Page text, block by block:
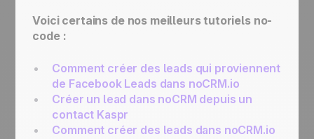
Voici certains de nos meilleurs tutoriels no-
code :
Comment créer des leads qui proviennent
de Facebook Leads dans noCRM.io
Créer un lead dans noCRM depuis un
contact Kaspr
Comment créer des leads dans noCRM.io